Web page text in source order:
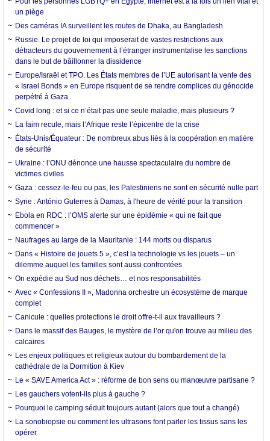
un piège
Des caméras IA surveillent les routes de Dhaka, au Bangladesh
Russie. Le projet de loi qui imposerait de vastes restrictions aux
détracteurs du gouvernement à l’étranger instrumentalise les sanctions
dans le but de bâillonner la dissidence
Europe/Israël et TPO. Les États membres de l’UE autorisant la vente des
« Israel Bonds » en Europe risquent de se rendre complices du génocide
perpétré à Gaza
Covid long : et si ce n’était pas une seule maladie, mais plusieurs ?
La faim recule, mais l’Afrique reste l’épicentre de la crise
États-Unis/Équateur : De nombreux abus liés à la coopération en matière
de sécurité
Ukraine : l’ONU dénonce une hausse spectaculaire du nombre de
victimes civiles
Gaza : cessez-le-feu ou pas, les Palestiniens ne sont en sécurité nulle part
Syrie : António Guterres à Damas, à l'heure de vérité pour la transition
Ebola en RDC : l’OMS alerte sur une épidémie « qui ne fait que
commencer »
Naufrages au large de la Mauritanie : 144 morts ou disparus
Dans « Histoire de jouets 5 », c’est la technologie vs les jouets – un
dilemme auquel les familles sont aussi confrontées
On expédie au Sud nos déchets… et nos responsabilités
Avec « Confessions II », Madonna orchestre un écosystème de marque
complet
Canicule : quelles protections le droit offre-t-il aux travailleurs ?
Dans le massif des Bauges, le mystère de l’or qu'on trouve au milieu des
calcaires
Les enjeux politiques et religieux autour du bombardement de la
cathédrale de la Dormition à Kiev
Le « SAVE America Act » : réforme de bon sens ou manœuvre partisane ?
Les gauchers votent-ils plus à gauche ?
Pourquoi le camping séduit toujours autant (alors que tout a changé)
La sonobiopsie ou comment les ultrasons font parler les tissus sans les
opérer